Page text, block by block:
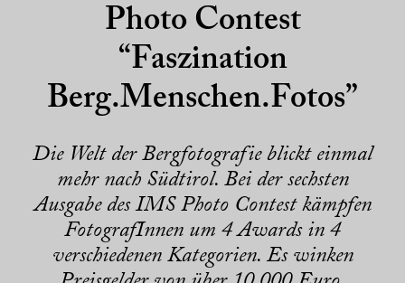
Photo Contest
“Faszination
Berg.Menschen.Fotos”
Die Welt der Bergfotografie blickt einmal
mehr nach Südtirol. Bei der sechsten
Ausgabe des IMS Photo Contest kämpfen
FotografInnen um 4 Awards in 4
verschiedenen Kategorien. Es winken